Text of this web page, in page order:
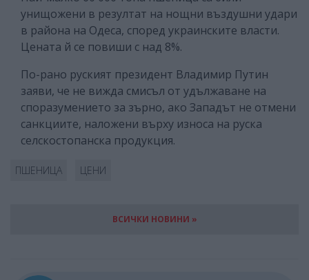
унищожени в резултат на нощни въздушни удари
в района на Одеса, според украинските власти.
Цената й се повиши с над 8%.
По-рано руският президент Владимир Путин
заяви, че не вижда смисъл от удължаване на
споразумението за зърно, ако Западът не отмени
санкциите, наложени върху износа на руска
селскостопанска продукция.
ПШЕНИЦА ЦЕНИ
ВСИЧКИ НОВИНИ »